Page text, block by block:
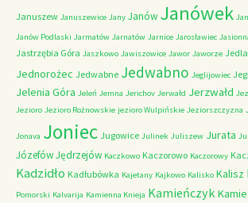
Januszew Januszewice Jany Janów Janówek
Janów Podlaski Jarmatów Jarnatów Jarnice Jarosławiec
Jastrzębia Góra Jaszkowo Jawiszowice Jawor Jaworze
Jednorożec Jedwabne Jedwabno Jeglijowiec
Jelenia Góra Jeleń Jemna Jerichov Jerwałd Jerzwałd
Jezioro Jezioro Rożnowskie jezioro Wulpińskie Jeziorszczyzna
Jonava Joniec Jugowice Julinek Juliszew Jurata
JózefówJędrzejów Kaczkowo Kaczorowo Kaczorowy
Kadzidło Kadłubówka Kajetany Kajkowo Kalisko Kalisz
Pomorski Kalvarija Kamienna Knieja Kamieńczyk